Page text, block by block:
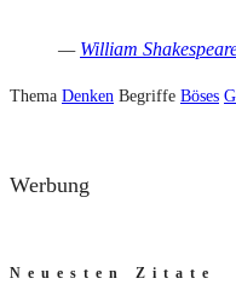
— William
Thema Denken Begriffe Böses
Werbung
Neuesten Zitate